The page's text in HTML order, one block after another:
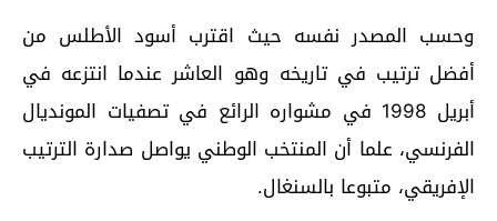
وحسب المصدر نفسه حيث اقترب أسود الأطلس من
أفضل ترتيب في تاريخه وهو العاشر عندما انتزعه في
أبريل 1998 في مشواره الرائع في تصفيات المونديال
الفرنسي، علما أن المنتخب الوطني يواصل صدارة الترتيب
الإفريقي، متبوعا بالسنغال.